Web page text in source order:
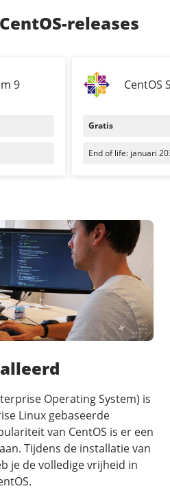
releases
9 CentOS
Gratis
End of life: januari
Operating System) is
Linux gebaseerde
van CentOS is er een
Tijdens de installatie van
je de volledige vrijheid in